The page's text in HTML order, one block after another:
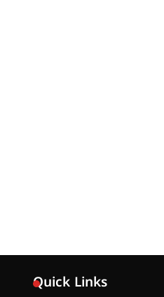
Quick Links